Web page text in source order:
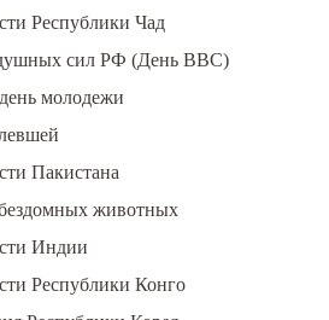
Республики Чад
сил РФ (День ВВС)
молодежи
Пакистана
животных
Индии
Республики Конго